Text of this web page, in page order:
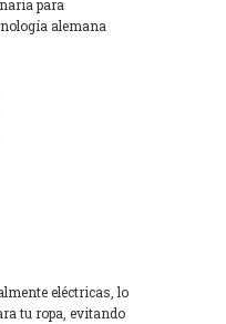
para
alemana
eléctricas, lo
tu ropa, evitando